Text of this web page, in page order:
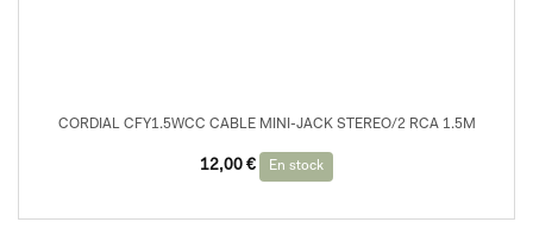
CORDIAL CFY1.5WCC CABLE MINI-JACK STEREO/2 RCA 1.5M
12,00 € En stock